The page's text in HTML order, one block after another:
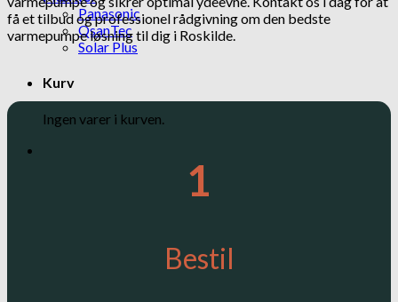
Panasonic
QsanTec
Solar Plus
Kurv
Ingen varer i kurven.
få et tilbud og professionel rådgivning om den bedste
varmepumpe løsning til dig i Roskilde.
1
Bestil